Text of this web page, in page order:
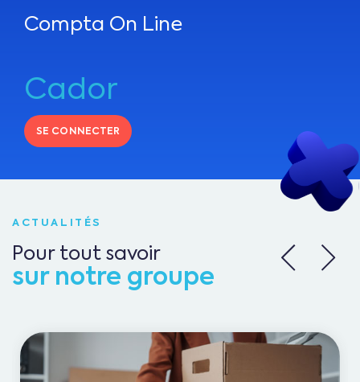
Compta On Line
Cador
SE CONNECTER
ACTUALITÉS
Pour tout savoir
sur notre groupe